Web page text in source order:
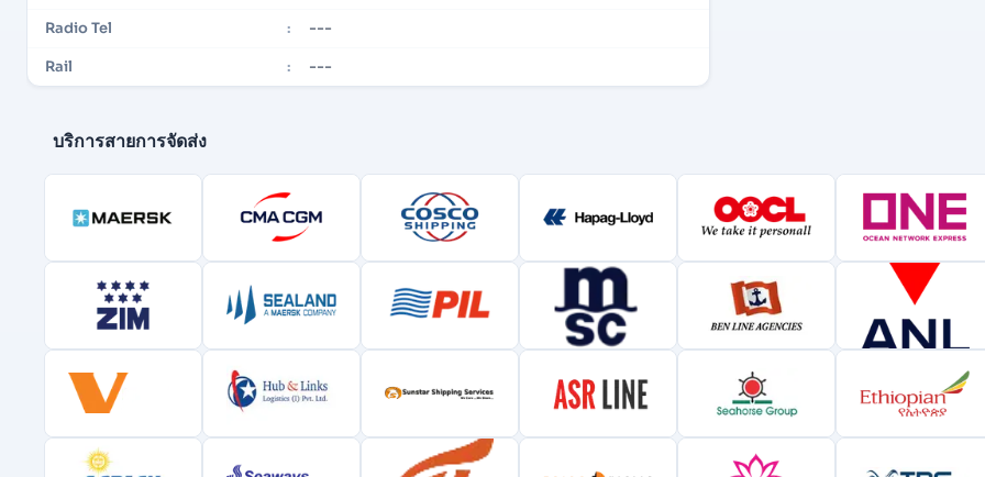
Radio Tel : ---
Rail : ---
บริการสายการจัดส่ง